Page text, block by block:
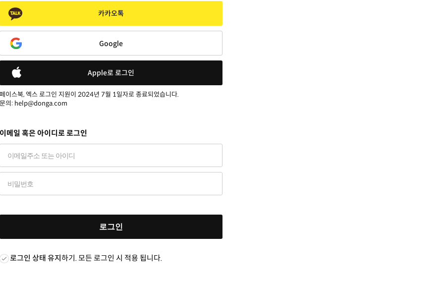
카카오톡
Google
Apple로 로그인
페이스북, 엑스 로그인 지원이 2024년 7월 1일자로 종료되었습니다.
문의: help@donga.com
이메일 혹은 아이디로 로그인
로그인
로그인 상태 유지하기. 모든 로그인 시 적용 됩니다.